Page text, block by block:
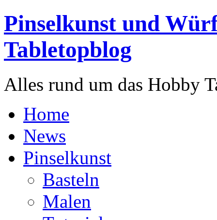
Pinselkunst und
Tabletopblog
Alles rund um das Hobby
Home
News
Pinselkunst
Basteln
Malen